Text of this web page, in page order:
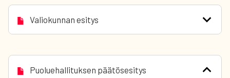
Valiokunnan esitys
Puoluehallituksen päätösesitys